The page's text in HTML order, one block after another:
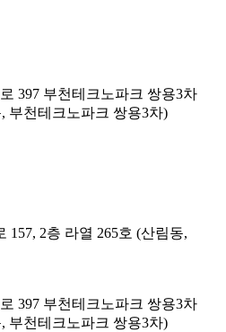
397 부천테크노파크 쌍용3차
부천테크노파크 쌍용3차)
157, 2층 라열 265호 (산림동,
397 부천테크노파크 쌍용3차
부천테크노파크 쌍용3차)